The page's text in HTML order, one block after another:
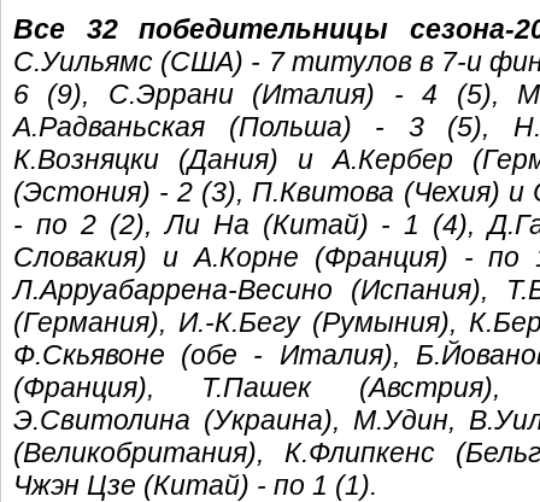
Все 32 победительницы сезона-
С.Уильямс (США) - 7 титулов в 7-и
6 (9), С.Эррани (Италия) - 4 (5),
А.Радваньская (Польша) - 3 (5),
К.Возняцки (Дания) и А.Кербер
(Эстония) - 2 (3), П.Квитова (Чехия) и
- по 2 (2), Ли На (Китай) - 1 (4),
Словакия) и А.Корне (Франция) - по
Л.Арруабаррена-Весино (Испания),
(Германия), И.-К.Бегу (Румыния),
Ф.Скьявоне (обе - Италия),
(Франция), Т.Пашек (Австрия),
Э.Свитолина (Украина), М.Удин,
(Великобритания), К.Флипкенс
Чжэн Цзе (Китай) - по 1 (1).